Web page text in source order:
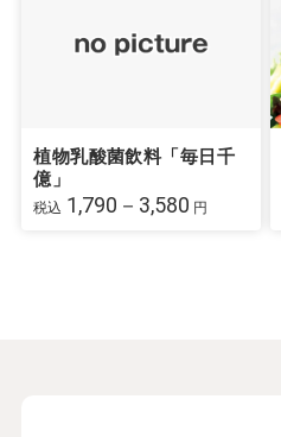
植物乳酸菌飲料「毎日千
億」
税込 1,790－3,580 円